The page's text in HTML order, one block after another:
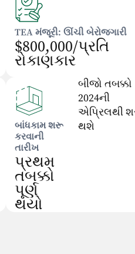
TEA મંજૂરી: ઊંચી બેરોજગારી
$800,000/પ્રતિ
રોકાણકાર
બાંધકામ શરૂ
કરવાની
તારીખ
પ્રથમ
તબક્કો
પૂર્ણ
થયો
બીજો તબક્કો
2024ની
એપ્રિલથી
થશે